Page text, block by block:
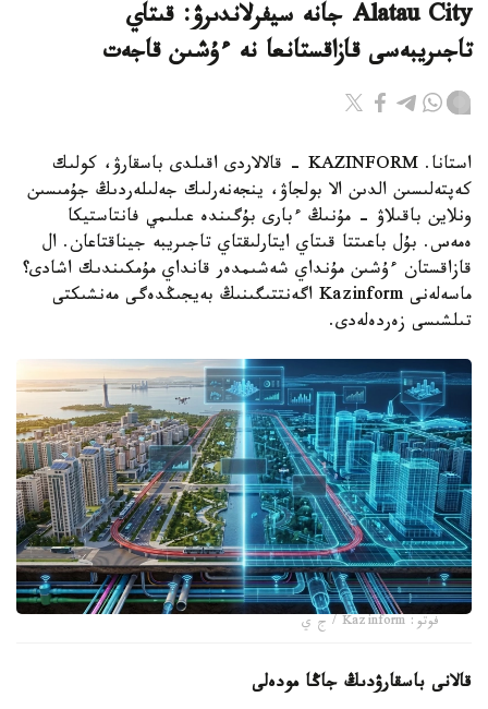
Alatau City جانە سيفرلاندىرۋ: قىتاي
تاجىريبەسى قازاقستانعا نە ءۇشىن قاجەت
استانا. KAZINFORM - قالالاردى اقىلدى باسقارۋ، كولىك
كەپتەلىسىن الدىن الا بولجاۋ، ينجەنەرلىك جەلىلەردىڭ جۇمىسىن
ونلاين باقىلاۋ - مۇنىڭ ءبارى بۇگىندە عىلىمي فانتاستيكا
ەمەس. بۇل باعىتتا قىتاي ايتارلىقتاي تاجىريبە جيناقتاعان. ال
قازاقستان ءۇشىن مۇنداي شەشىمدەر قانداي مۇمكىندىك اشادى؟
ماسەلەنى Kazinform اگەنتتىگىنىڭ بەيجىڭدەگى مەنشىكتى
تىلشىسى زەردەلەدى.
فوتو: Kazinform / ج ي
قالانى باسقارۋدىڭ جاڭا مودەلى